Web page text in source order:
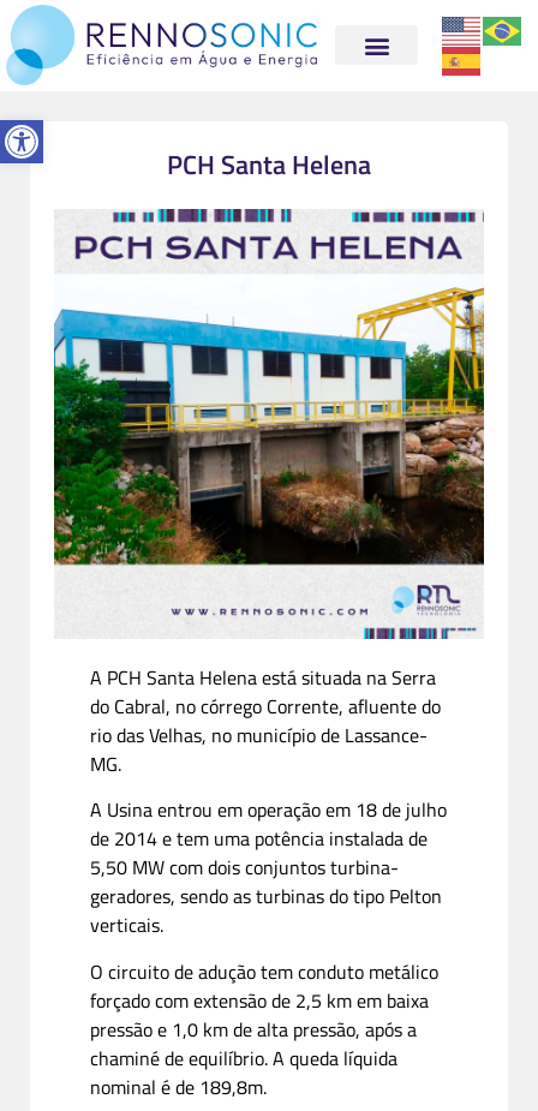
Abrir a barra de ferramentas
PCH Santa Helena
A PCH Santa Helena está situada na Serra
do Cabral, no córrego Corrente, afluente do
rio das Velhas, no município de Lassance-
MG.
A Usina entrou em operação em 18 de julho
de 2014 e tem uma potência instalada de
5,50 MW com dois conjuntos turbina-
geradores, sendo as turbinas do tipo Pelton
verticais.
O circuito de adução tem conduto metálico
forçado com extensão de 2,5 km em baixa
pressão e 1,0 km de alta pressão, após a
chaminé de equilíbrio. A queda líquida
nominal é de 189,8m.